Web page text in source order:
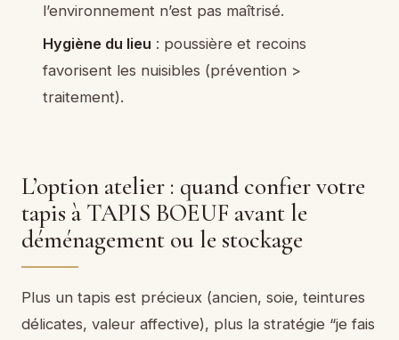
l’environnement n’est pas maîtrisé.
Hygiène du lieu : poussière et recoins
favorisent les nuisibles (prévention >
traitement).
L’option atelier : quand confier votre
tapis à TAPIS BOEUF avant le
déménagement ou le stockage
Plus un tapis est précieux (ancien, soie, teintures
délicates, valeur affective), plus la stratégie “je fais